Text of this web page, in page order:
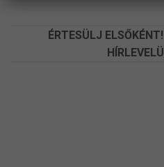
ÉRTESÜLJ